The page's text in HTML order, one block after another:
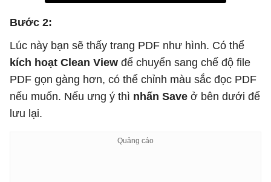
Bước 2:
Lúc này bạn sẽ thấy trang PDF như hình. Có thể
kích hoạt Clean View để chuyển sang chế độ file
PDF gọn gàng hơn, có thể chỉnh màu sắc đọc PDF
nếu muốn. Nếu ưng ý thì nhấn Save ở bên dưới để
lưu lại.